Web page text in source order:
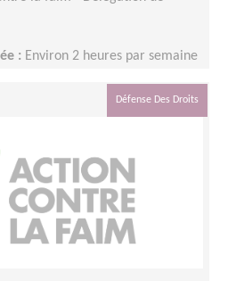
: Environ 2 heures par semaine
Défense Des Droits